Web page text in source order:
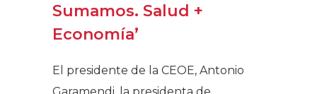
Sumamos. Salud +
Economía’
El presidente de la CEOE, Antonio